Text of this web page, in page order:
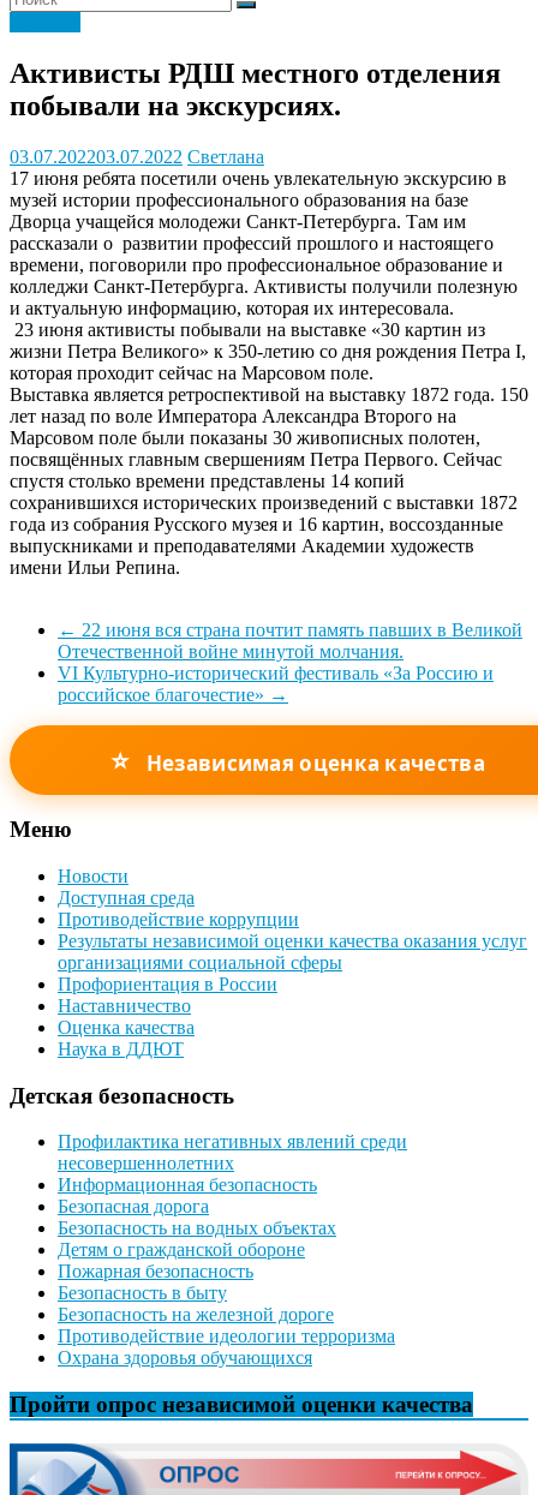
Активисты РДШ местного отделения
побывали на экскурсиях.
03.07.202203.07.2022 Светлана
17 июня ребята посетили очень увлекательную экскурсию в
музей истории профессионального образования на базе
Дворца учащейся молодежи Санкт-Петербурга. Там им
рассказали о развитии профессий прошлого и настоящего
времени, поговорили про профессиональное образование и
колледжи Санкт-Петербурга. Активисты получили полезную
и актуальную информацию, которая их интересовала.
23 июня активисты побывали на выставке «30 картин из
жизни Петра Великого» к 350-летию со дня рождения Петра I,
которая проходит сейчас на Марсовом поле.
Выставка является ретроспективой на выставку 1872 года. 150
лет назад по воле Императора Александра Второго на
Марсовом поле были показаны 30 живописных полотен,
посвящённых главным свершениям Петра Первого. Сейчас
спустя столько времени представлены 14 копий
сохранившихся исторических произведений с выставки 1872
года из собрания Русского музея и 16 картин, воссозданные
выпускниками и преподавателями Академии художеств
имени Ильи Репина.
← 22 июня вся страна почтит память павших в Великой
Отечественной войне минутой молчания.
VI Культурно-исторический фестиваль «За Россию и
российское благочестие» →
⭐ Независимая оценка качества
Меню
Новости
Доступная среда
Противодействие коррупции
Результаты независимой оценки качества оказания услуг
организациями социальной сферы
Профориентация в России
Наставничество
Оценка качества
Наука в ДДЮТ
Детская безопасность
Профилактика негативных явлений среди
несовершеннолетних
Информационная безопасность
Безопасная дорога
Безопасность на водных объектах
Детям о гражданской обороне
Пожарная безопасность
Безопасность в быту
Безопасность на железной дороге
Противодействие идеологии терроризма
Охрана здоровья обучающихся
Пройти опрос независимой оценки качества